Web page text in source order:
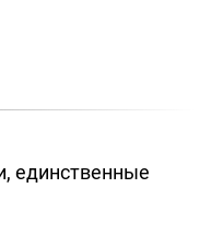
единственные